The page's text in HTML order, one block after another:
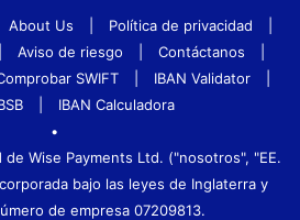
About Us Política de privacidad
Aviso de riesgo Contáctanos
SWIFT IBAN Validator
IBAN Calculadora
•
Wise Payments Ltd. ("nosotros", "EE.
bajo las leyes de Inglaterra y
de empresa 07209813.